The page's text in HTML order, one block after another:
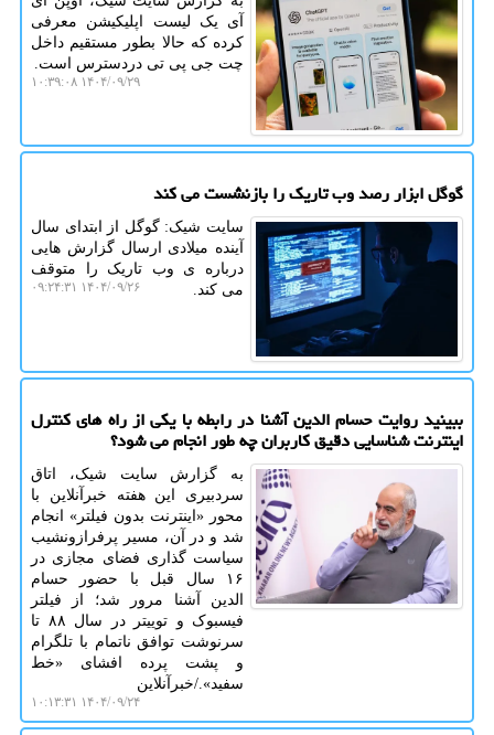
آی یک لیست اپلیکیشن معرفی
کرده که حالا بطور مستقیم داخل
چت جی پی تی دردسترس است.
۱۴۰۴/۰۹/۲۹ ۱۰:۳۹:۰۸
گوگل ابزار رصد وب تاریک را بازنشست می کند
سایت شیک: گوگل از ابتدای سال
آینده میلادی ارسال گزارش هایی
درباره ی وب تاریک را متوقف
می کند.
۱۴۰۴/۰۹/۲۶ ۰۹:۲۴:۳۱
ببینید روایت حسام الدین آشنا در رابطه با یکی از راه های کنترل
اینترنت شناسایی دقیق کاربران چه طور انجام می شود؟
به گزارش سایت شیک، اتاق
سردبیری این هفته خبرآنلاین با
محور «اینترنت بدون فیلتر» انجام
شد و در آن، مسیر پرفرازونشیب
سیاست گذاری فضای مجازی در
۱۶ سال قبل با حضور حسام
الدین آشنا مرور شد؛ از فیلتر
فیسبوک و توییتر در سال ۸۸ تا
سرنوشت توافق ناتمام با تلگرام
و پشت پرده افشای «خط
سفید»./خبرآنلاین
۱۴۰۴/۰۹/۲۴ ۱۰:۱۳:۳۱